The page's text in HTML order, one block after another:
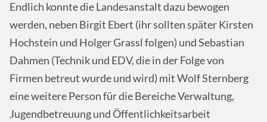
Endlich konnte die Landesanstalt dazu bewogen
werden, neben Birgit Ebert (ihr sollten später Kirsten
Hochstein und Holger Grassl folgen) und Sebastian
Dahmen (Technik und EDV, die in der Folge von
Firmen betreut wurde und wird) mit Wolf Sternberg
eine weitere Person für die Bereiche Verwaltung,
Jugendbetreuung und Öffentlichkeitsarbeit